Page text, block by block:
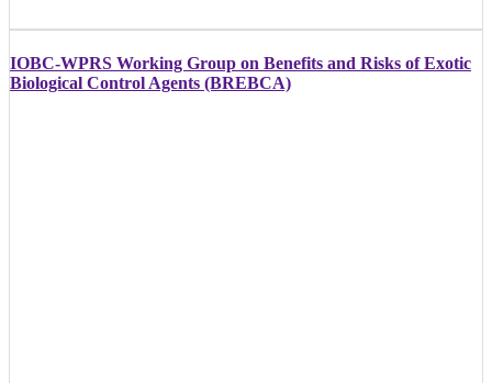
IOBC-WPRS Working Group on Benefits and Risks of Exotic
Biological Control Agents (BREBCA)